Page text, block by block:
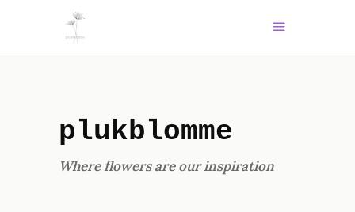
plukblomme
Where flowers are our inspiration